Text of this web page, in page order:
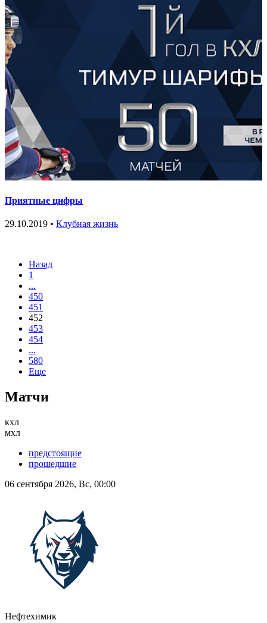
Приятные цифры
29.10.2019 • Клубная жизнь
Назад
1
...
450
451
452
453
454
...
580
Еще
Матчи
кхл
мхл
предстоящие
прошедшие
06 сентября 2026, Вс, 00:00
Нефтехимик